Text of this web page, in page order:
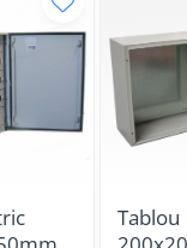
Tablou